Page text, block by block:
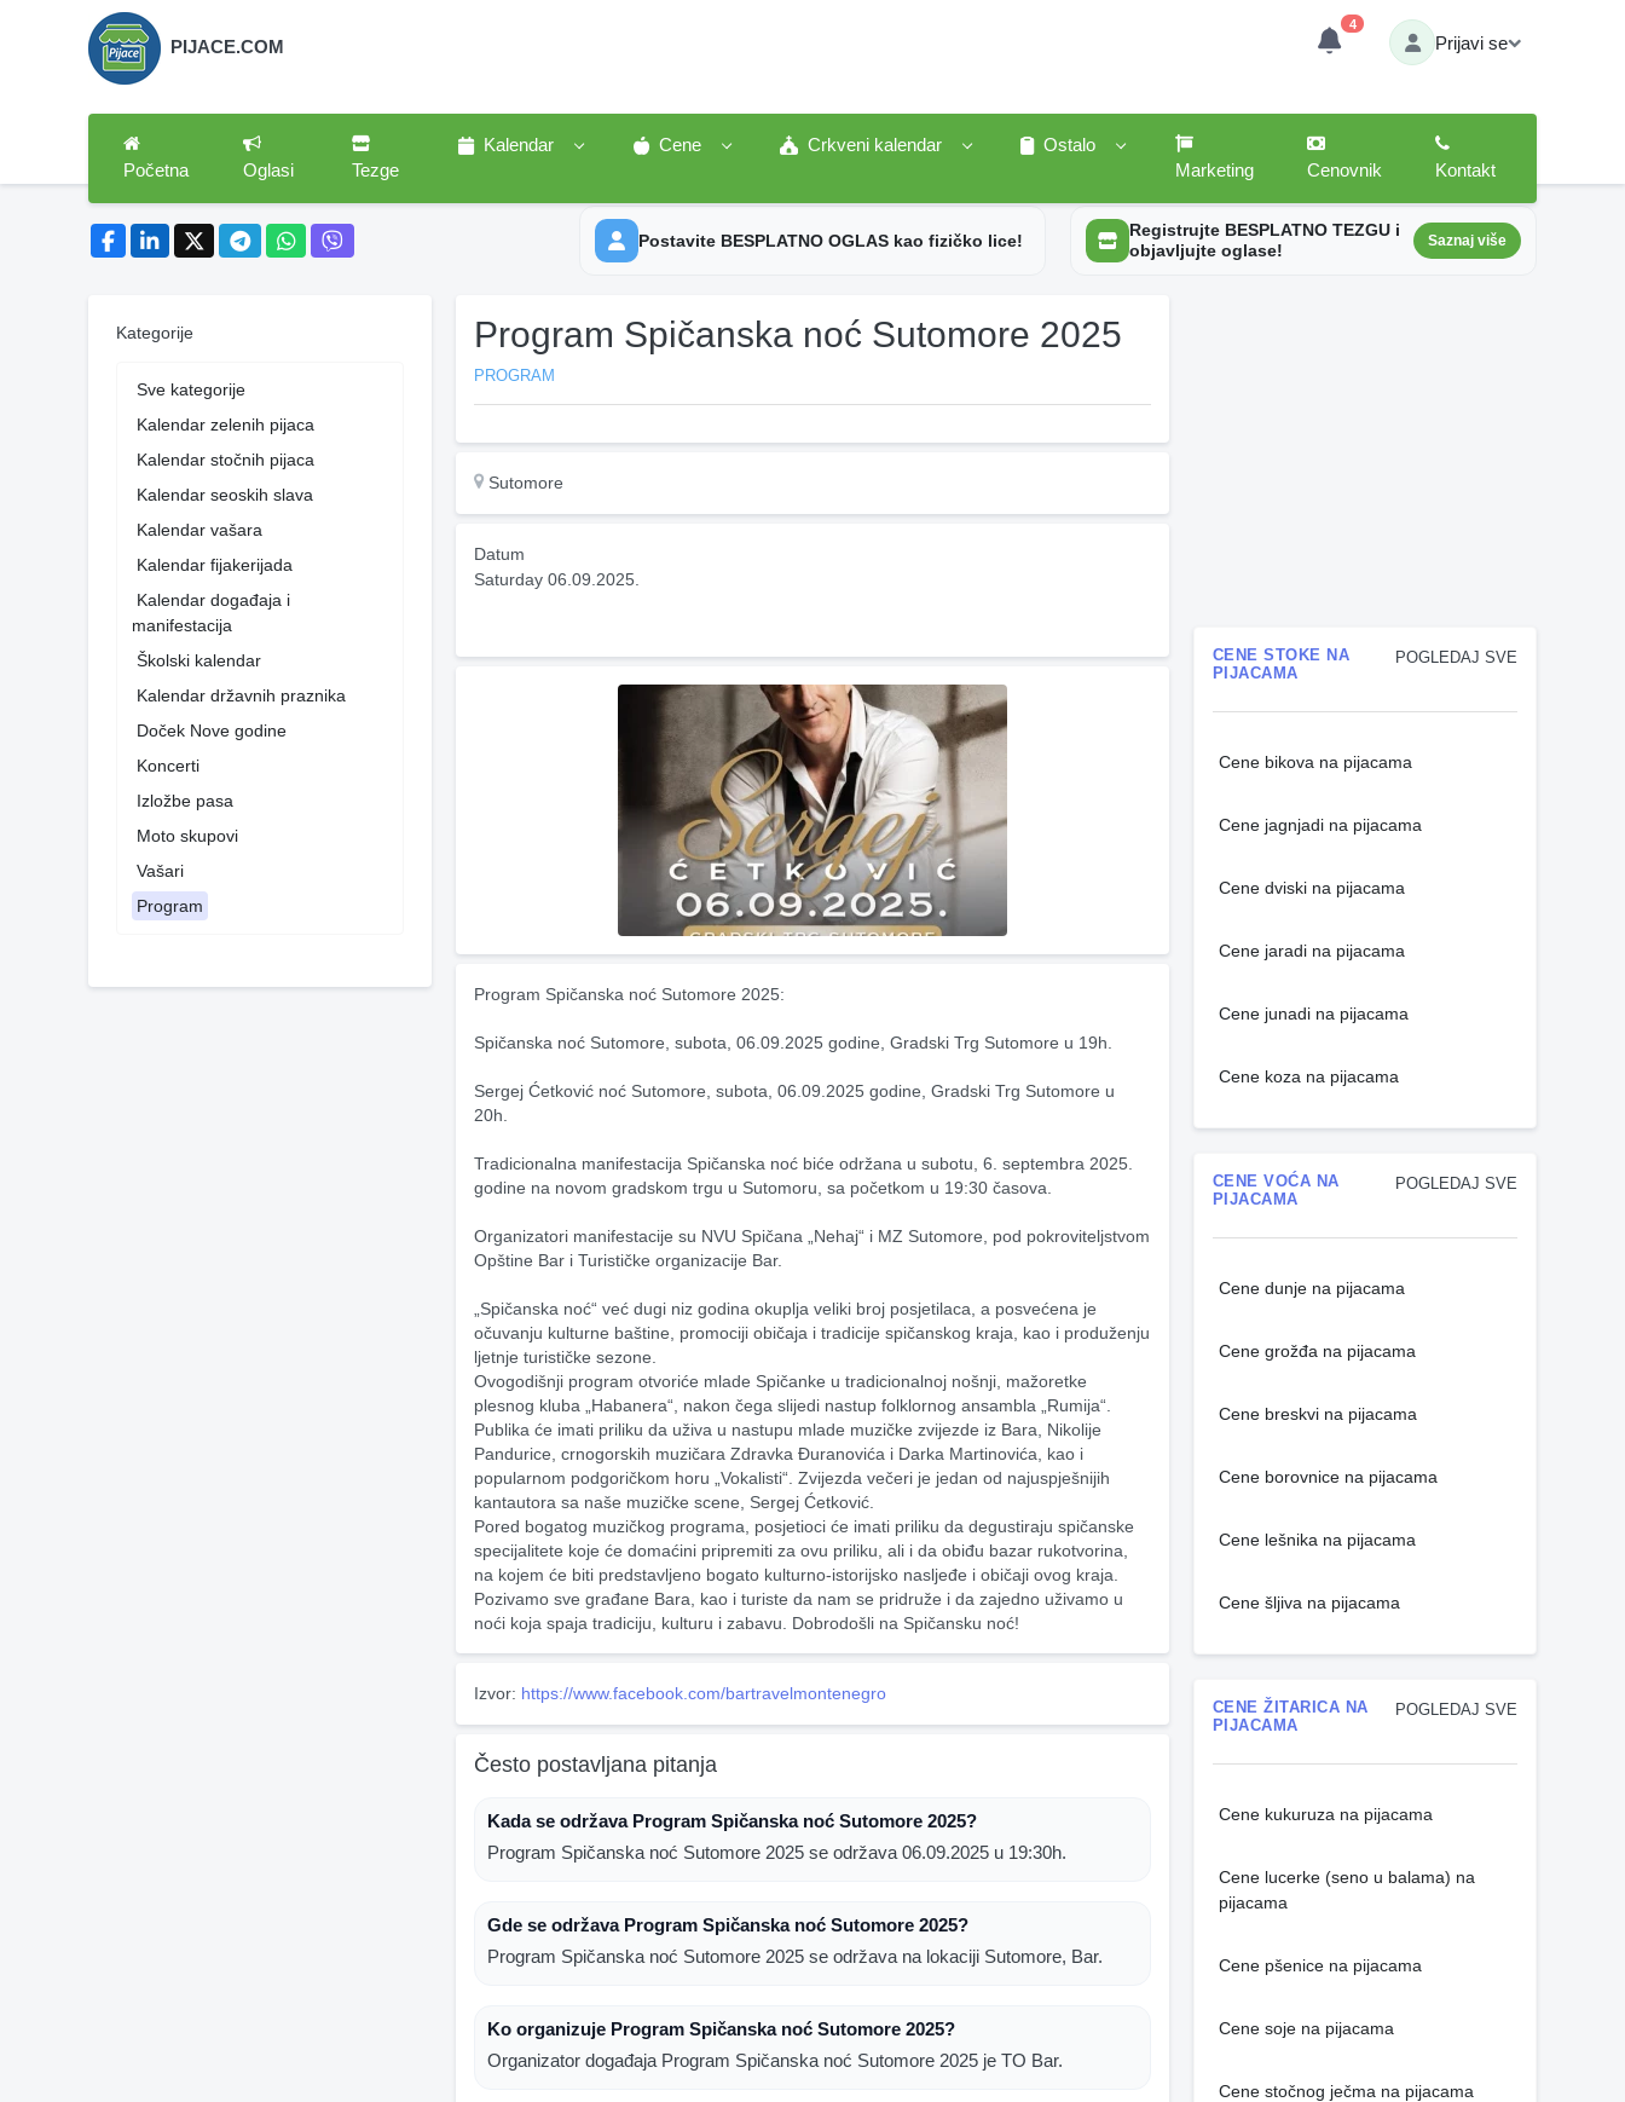
PIJACE.COM
4
Prijavi se
Početna Oglasi Tezge
Kalendar Cene Crkveni kalendar
Ostalo
Marketing
Cenovnik Kontakt
Postavite BESPLATNO OGLAS kao fizičko lice!
Registrujte BESPLATNO TEZGU i
objavljujte oglase!
Saznaj više
Kategorije
Sve kategorije
Kalendar zelenih pijaca
Kalendar stočnih pijaca
Kalendar seoskih slava
Kalendar vašara
Kalendar fijakerijada
Kalendar događaja i
manifestacija
Školski kalendar
Kalendar državnih praznika
Doček Nove godine
Koncerti
Izložbe pasa
Moto skupovi
Vašari
Program
Program Spičanska noć Sutomore 2025
PROGRAM
Sutomore
Datum
Saturday 06.09.2025.
Program Spičanska noć Sutomore 2025:
Spičanska noć Sutomore, subota, 06.09.2025 godine, Gradski Trg Sutomore u 19h.
Sergej Ćetković noć Sutomore, subota, 06.09.2025 godine, Gradski Trg Sutomore u
20h.
Tradicionalna manifestacija Spičanska noć biće održana u subotu, 6. septembra 2025.
godine na novom gradskom trgu u Sutomoru, sa početkom u 19:30 časova.
Organizatori manifestacije su NVU Spičana „Nehaj“ i MZ Sutomore, pod pokroviteljstvom
Opštine Bar i Turističke organizacije Bar.
„Spičanska noć“ već dugi niz godina okuplja veliki broj posjetilaca, a posvećena je
očuvanju kulturne baštine, promociji običaja i tradicije spičanskog kraja, kao i produženju
ljetnje turističke sezone.
Ovogodišnji program otvoriće mlade Spičanke u tradicionalnoj nošnji, mažoretke
plesnog kluba „Habanera“, nakon čega slijedi nastup folklornog ansambla „Rumija“.
Publika će imati priliku da uživa u nastupu mlade muzičke zvijezde iz Bara, Nikolije
Pandurice, crnogorskih muzičara Zdravka Đuranovića i Darka Martinovića, kao i
popularnom podgoričkom horu „Vokalisti“. Zvijezda večeri je jedan od najuspješnijih
kantautora sa naše muzičke scene, Sergej Ćetković.
Pored bogatog muzičkog programa, posjetioci će imati priliku da degustiraju spičanske
specijalitete koje će domaćini pripremiti za ovu priliku, ali i da obiđu bazar rukotvorina,
na kojem će biti predstavljeno bogato kulturno-istorijsko nasljeđe i običaji ovog kraja.
Pozivamo sve građane Bara, kao i turiste da nam se pridruže i da zajedno uživamo u
noći koja spaja tradiciju, kulturu i zabavu. Dobrodošli na Spičansku noć!
Izvor: https://www.facebook.com/bartravelmontenegro
Često postavljana pitanja
Kada se održava Program Spičanska noć Sutomore 2025?
Program Spičanska noć Sutomore 2025 se održava 06.09.2025 u 19:30h.
Gde se održava Program Spičanska noć Sutomore 2025?
Program Spičanska noć Sutomore 2025 se održava na lokaciji Sutomore, Bar.
Ko organizuje Program Spičanska noć Sutomore 2025?
Organizator događaja Program Spičanska noć Sutomore 2025 je TO Bar.
POGLEDAJ SVE
CENE STOKE NA
PIJACAMA
Cene bikova na pijacama
Cene jagnjadi na pijacama
Cene dviski na pijacama
Cene jaradi na pijacama
Cene junadi na pijacama
Cene koza na pijacama
POGLEDAJ SVE
CENE VOĆA NA
PIJACAMA
Cene dunje na pijacama
Cene grožđa na pijacama
Cene breskvi na pijacama
Cene borovnice na pijacama
Cene lešnika na pijacama
Cene šljiva na pijacama
POGLEDAJ SVE
CENE ŽITARICA NA
PIJACAMA
Cene kukuruza na pijacama
Cene lucerke (seno u balama) na
pijacama
Cene pšenice na pijacama
Cene soje na pijacama
Cene stočnog ječma na pijacama